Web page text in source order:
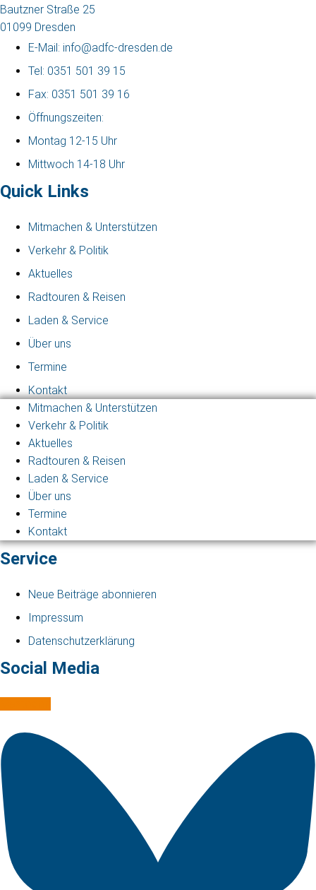
Bautzner Straße 25
01099 Dresden
E-Mail: info@adfc-dresden.de
Tel: 0351 501 39 15
Fax: 0351 501 39 16
Öffnungszeiten:
Montag 12-15 Uhr
Mittwoch 14-18 Uhr
Quick Links
Mitmachen & Unterstützen
Verkehr & Politik
Aktuelles
Radtouren & Reisen
Laden & Service
Über uns
Termine
Kontakt
Mitmachen & Unterstützen
Verkehr & Politik
Aktuelles
Radtouren & Reisen
Laden & Service
Über uns
Termine
Kontakt
Service
Neue Beiträge abonnieren
Impressum
Datenschutzerklärung
Social Media